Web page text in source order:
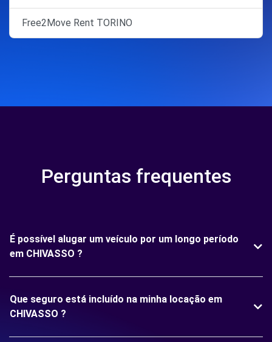
Free2Move Rent TORINO
Perguntas frequentes
É possível alugar um veículo por um longo período
em CHIVASSO ?
Que seguro está incluído na minha locação em
CHIVASSO ?